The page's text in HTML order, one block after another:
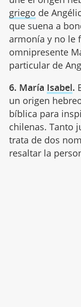
griego de
que suena a
armonía y no le
omnipresente
particular de
6. María Isabel.
un origen
bíblica para
chilenas. Tanto
trata de dos
resaltar la